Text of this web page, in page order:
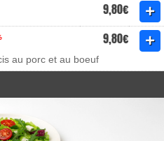
9,80€
9,80€
au porc et au boeuf